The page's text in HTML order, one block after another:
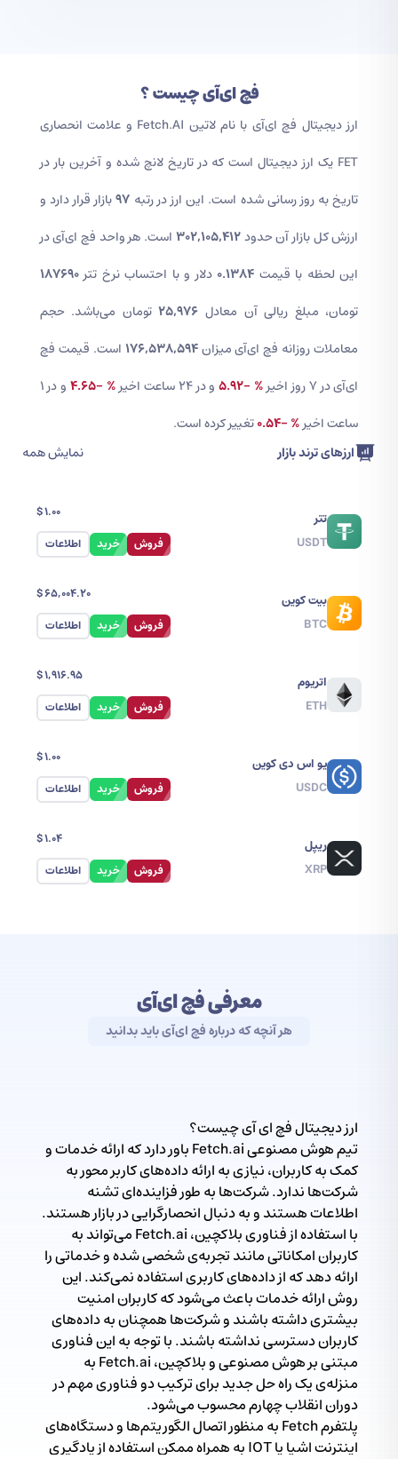
فچ ای‌آیچیست ؟
ارز دیجیتال فچ ای‌آی
با نام لاتین Fetch.AI و علامت انحصاری
FET یک ارز دیجیتال است که در تاریخ
لانچ شده و آخرین بار در
تاریخبه روز رسانی شده است. این ارز در رتبه 97بازار قرار دارد و
ارزش کل بازار آن حدود302,105,412 است. هر واحد فچ ای‌آی در
این لحظه با قیمت 0.1384 دلار و با احتساب نرخ تتر187690
تومان، مبلغ ریالی آن معادل 25,976 تومان می‌باشد. حجم
معاملات روزانه فچ ای‌آی میزان176,538,594 است. قیمت فچ
ای‌آی در 7 روز اخیر
% -5.92 و در ۲۴ ساعت اخیر % -4.65
و در 1
ساعت اخیر% -0.54
تغییر کرده است.
ارزهای ترند بازار
نمایش همه
تتر
USDT
1.00
$
اطلاعات
خرید فروش
بیت کوین
BTC
65,004.20
$
اطلاعات
خرید فروش
اتریوم
ETH
1,916.95
$
اطلاعات
خرید فروش
یو اس دی کوین
USDC
1.00
$
اطلاعات
خرید فروش
ریپل
XRP
1.04
$
اطلاعات
خرید فروش
معرفی فچ ای‌آی
هر آنچه که درباره فچ ای‌آی باید بدانید
ارز دیجیتال فچ ای آی چیست؟
تیم هوش مصنوعی Fetch.ai باور دارد که ارائه خدمات و
کمک به کاربران، نیازی به ارائه داده‌های کاربر محور به
شرکت‌ها ندارد. شرکت‌ها به طور فزاینده‌ای تشنه
اطلاعات هستند و به دنبال انحصارگرایی در بازار هستند.
با استفاده از فناوری بلاکچین، Fetch.ai می‌تواند به
کاربران امکاناتی مانند تجربه‌ی شخصی شده و خدماتی را
ارائه دهد که از داده‌های کاربری استفاده نمی‌کند. این
روش ارائه خدمات باعث می‌شود که کاربران امنیت
بیشتری داشته باشند و شرکت‌ها همچنان به داده‌های
کاربران دسترسی نداشته باشند. با توجه به این فناوری
مبتنی بر هوش مصنوعی و بلاکچین، Fetch.ai به
منزله‌ی یک راه حل جدید برای ترکیب دو فناوری مهم در
دوران انقلاب چهارم محسوب می‌شود.
پلتفرم Fetch به منظور اتصال الگوریتم‌ها و دستگاه‌های
اینترنت اشیا یا IOT به همراه ممکن استفاده از یادگیری